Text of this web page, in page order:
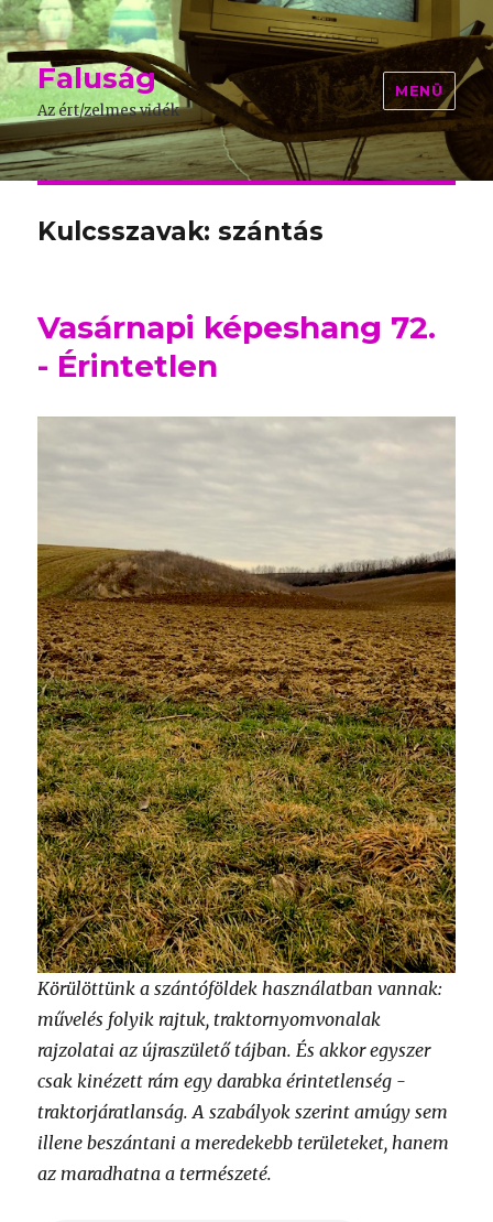
Faluság
Az ért/zelmes vidék
MENÜ
Kulcsszavak: szántás
Vasárnapi képeshang 72.
- Érintetlen
Körülöttünk a szántóföldek használatban vannak:
művelés folyik rajtuk, traktornyomvonalak
rajzolatai az újraszülető tájban. És akkor egyszer
csak kinézett rám egy darabka érintetlenség -
traktorjáratlanság. A szabályok szerint amúgy sem
illene beszántani a meredekebb területeket, hanem
az maradhatna a természeté.